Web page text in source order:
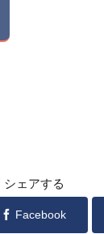
シェアする
Facebook